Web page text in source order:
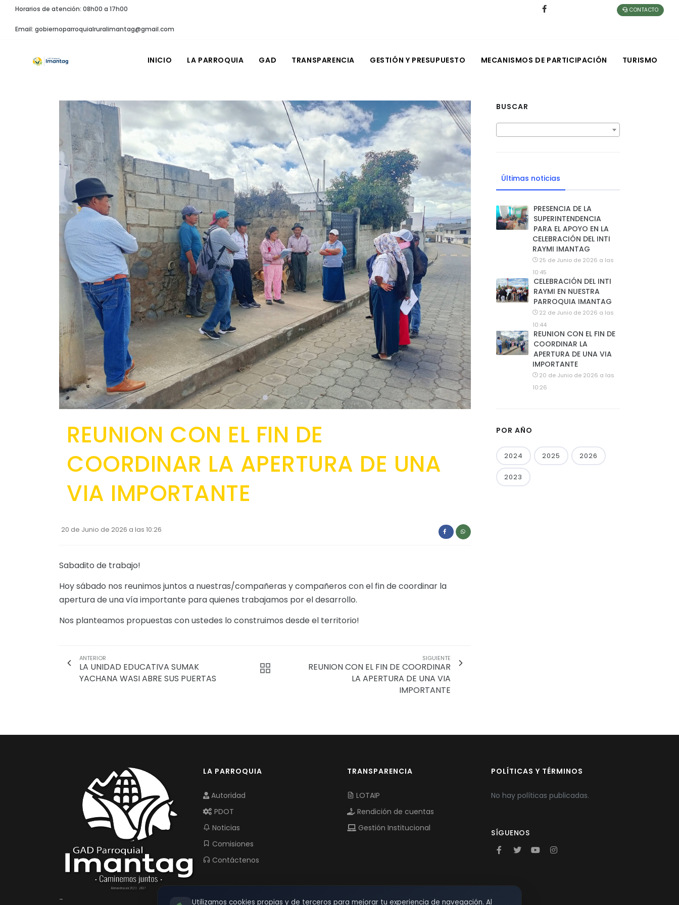
Horarios de atención: 08h00 a 17h00
Email: gobiernoparroquialruralimantag@gmail.com
CONTACTO
INICIO LA PARROQUIA GAD TRANSPARENCIA GESTIÓN Y PRESUPUESTO MECANISMOS DE PARTICIPACIÓN TURISMO
REUNION CON EL FIN DE
COORDINAR LA APERTURA DE UNA
VIA IMPORTANTE
20 de Junio de 2026 a las 10:26
Sabadito de trabajo!
Hoy sábado nos reunimos juntos a nuestras/compañeras y compañeros con el fin de coordinar la
apertura de una vía importante para quienes trabajamos por el desarrollo.
Nos planteamos propuestas con ustedes lo construimos desde el territorio!
ANTERIOR
LA UNIDAD EDUCATIVA SUMAK
YACHANA WASI ABRE SUS PUERTAS
SIGUIENTE
REUNION CON EL FIN DE COORDINAR
LA APERTURA DE UNA VIA
IMPORTANTE
BUSCAR
Últimas noticias
PRESENCIA DE LA
SUPERINTENDENCIA
PARA EL APOYO EN LA
CELEBRACIÓN DEL INTI
RAYMI IMANTAG
25 de Junio de 2026 a las
10:45
CELEBRACIÓN DEL INTI
RAYMI EN NUESTRA
PARROQUIA IMANTAG
22 de Junio de 2026 a las
10:44
REUNION CON EL FIN DE
COORDINAR LA
APERTURA DE UNA VIA
IMPORTANTE
20 de Junio de 2026 a las
10:26
POR AÑO
2024 2025 2026
2023
-
LA PARROQUIA
Autoridad
PDOT
Noticias
Comisiones
Contáctenos
TRANSPARENCIA
LOTAIP
Rendición de cuentas
Gestión Institucional
POLÍTICAS Y TÉRMINOS
No hay políticas publicadas.
SÍGUENOS
Utilizamos cookies propias y de terceros para mejorar tu experiencia de navegación. Al